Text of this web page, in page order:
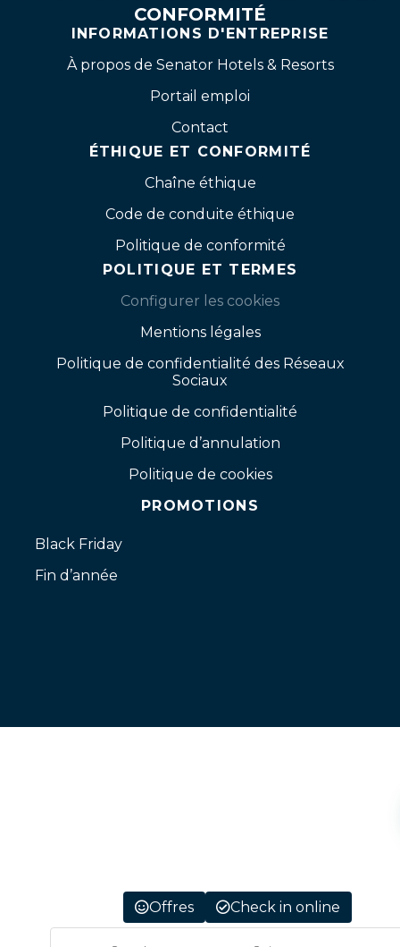
Offres Check in online
CONFORMITÉ
INFORMATIONS D'ENTREPRISE
À propos de Senator Hotels & Resorts
Portail emploi
Contact
ÉTHIQUE ET CONFORMITÉ
Chaîne éthique
Code de conduite éthique
Politique de conformité
POLITIQUE ET TERMES
Configurer les cookies
Mentions légales
Politique de confidentialité des Réseaux
Sociaux
Politique de confidentialité
Politique d’annulation
Politique de cookies
PROMOTIONS
Black Friday
Fin d’année